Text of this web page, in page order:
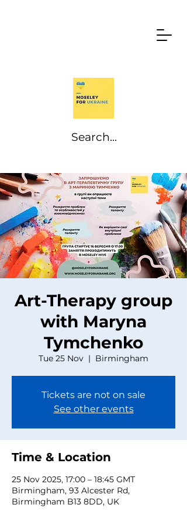
Art-Therapy group
with Maryna
Tymchenko
Tue 25 Nov
  |
Birmingham
Tickets are not on sale
See other events
Time & Location
25 Nov 2025, 17:00 – 18:45 GMT
Birmingham, 93 Alcester Rd,
Birmingham B13 8DD, UK